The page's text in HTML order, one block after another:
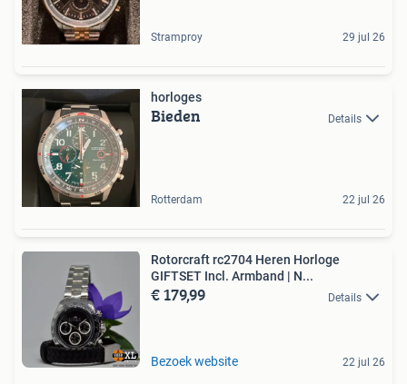
Stramproy 29 jul 26
horloges
Bieden Details
Rotterdam 22 jul 26
Rotorcraft rc2704 Heren Horloge
GIFTSET Incl. Armband | N...
€ 179,99 Details
Bezoek website 22 jul 26